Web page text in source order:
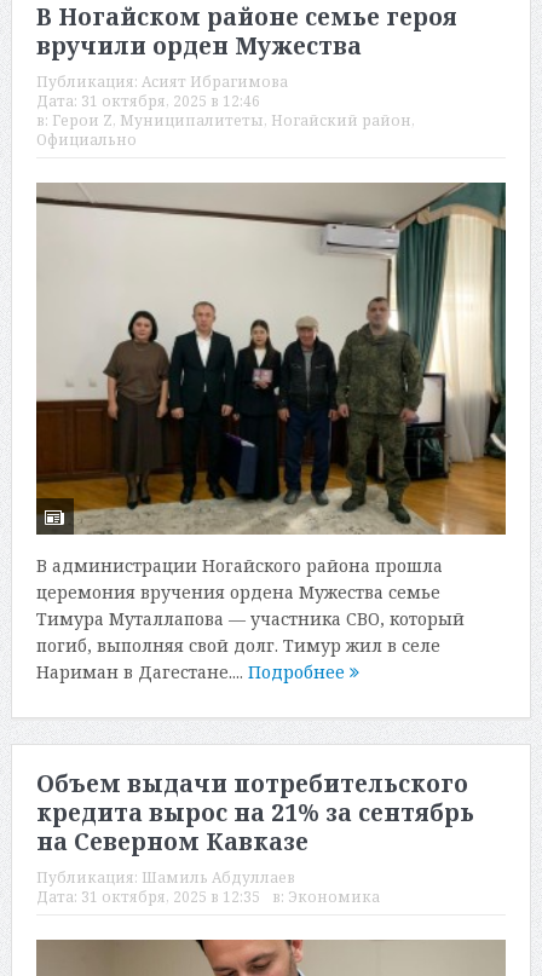
В Ногайском районе семье героя
вручили орден Мужества
Публикация: Асият Ибрагимова
Дата: 31 октября, 2025 в 12:46
в: Герои Z, Муниципалитеты, Ногайский район,
Официально
В администрации Ногайского района прошла
церемония вручения ордена Мужества семье
Тимура Муталлапова — участника СВО, который
погиб, выполняя свой долг. Тимур жил в селе
Нариман в Дагестане.... Подробнее
Объем выдачи потребительского
кредита вырос на 21% за сентябрь
на Северном Кавказе
Публикация: Шамиль Абдуллаев
Дата: 31 октября, 2025 в 12:35 в: Экономика